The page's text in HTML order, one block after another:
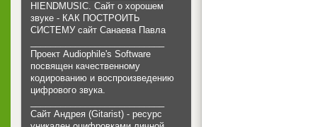
HIENDMUSIC. Сайт о хорошем
звуке - КАК ПОСТРОИТЬ
СИСТЕМУ сайт Санаева Павла
Проект Audiophile's Software
посвящен качественному
кодированию и воспроизведению
цифрового звука.
Сайт Андрея (Gitarist) - ресурс